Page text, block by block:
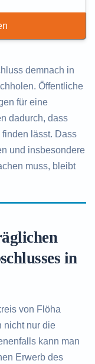
demnach in
Öffentliche
für eine
dadurch, dass
lässt. Dass
und insbesondere
muss, bleibt
in
von Flöha
nicht nur die
kann man
Erwerb des